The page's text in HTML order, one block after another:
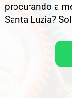
procurando a
Santa Luzia?